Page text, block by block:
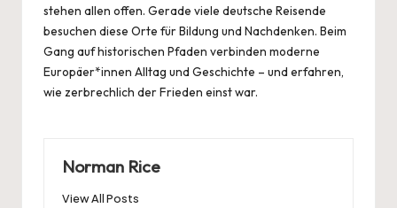
stehen allen offen. Gerade viele deutsche Reisende
besuchen diese Orte für Bildung und Nachdenken. Beim
Gang auf historischen Pfaden verbinden moderne
Europäer*innen Alltag und Geschichte – und erfahren,
wie zerbrechlich der Frieden einst war.
Norman Rice
View All Posts